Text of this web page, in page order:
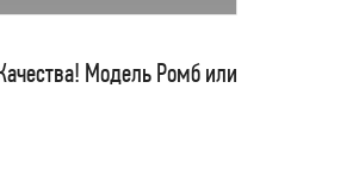
Модель Ромб или